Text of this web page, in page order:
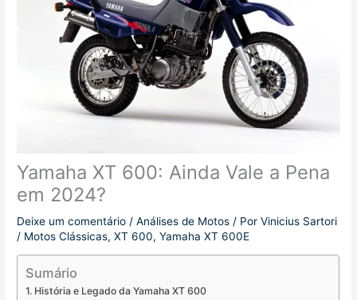
Yamaha XT 600: Ainda Vale a Pena
em 2024?
Deixe um comentário /Análises de Motos / PorVinicius Sartori
/ Motos Clássicas,XT 600,Yamaha XT 600E
Sumário
História e Legado da Yamaha XT 600